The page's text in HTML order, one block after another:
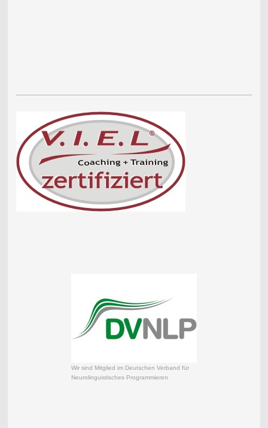
Wir sind Mitglied im Deutschen Verband für
Neurolinguistisches Programmieren